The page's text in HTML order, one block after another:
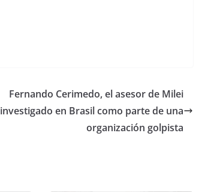
Fernando Cerimedo, el asesor de Milei
investigado en Brasil como parte de una
organización golpista